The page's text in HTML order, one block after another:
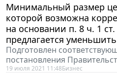
Минимальный размер
которой возможна
на основании п. 8 ч. 1
предлагается уменьшить
Подготовлен
постановления
19 июля 2021 11:48Бизнес